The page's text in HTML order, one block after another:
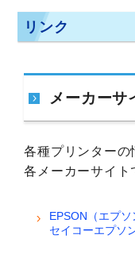
リンク
メーカーサ
各種プリンターの
各メーカーサイト
EPSON（エプソ
セイコーエプソ